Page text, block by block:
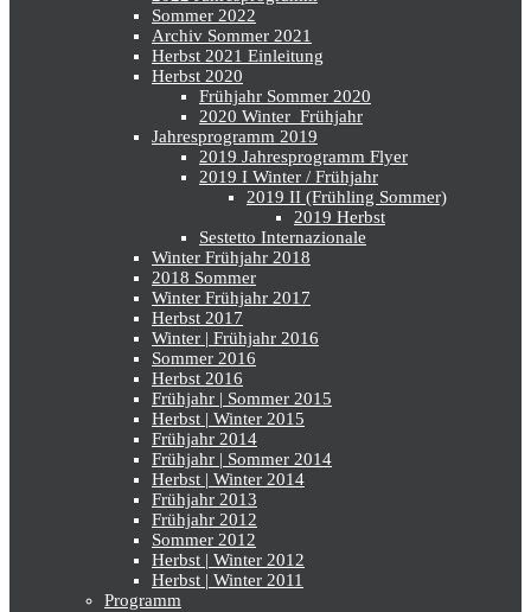
Sommer 2022
Archiv Sommer 2021
Herbst 2021 Einleitung
Herbst 2020
Frühjahr Sommer 2020
2020 Winter_Frühjahr
Jahresprogramm 2019
2019 Jahresprogramm Flyer
2019 I Winter / Frühjahr
2019 II (Frühling Sommer)
2019 Herbst
Sestetto Internazionale
Winter Frühjahr 2018
2018 Sommer
Winter Frühjahr 2017
Herbst 2017
Winter | Frühjahr 2016
Sommer 2016
Herbst 2016
Frühjahr | Sommer 2015
Herbst | Winter 2015
Frühjahr 2014
Frühjahr | Sommer 2014
Herbst | Winter 2014
Frühjahr 2013
Frühjahr 2012
Sommer 2012
Herbst | Winter 2012
Herbst | Winter 2011
Programm